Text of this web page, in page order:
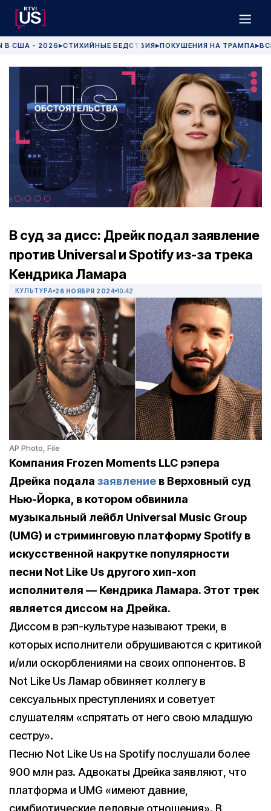
В США - 2026 ▶СТИХИЙНЫЕ БЕДСТВИЯ▶ПОКУШЕНИЯ НА ТРАМПА▶
В суд за дисс: Дрейк подал заявление
против Universal и Spotify из-за трека
Кендрика Ламара
КУЛЬТУРА 26 НОЯБРЯ 2024 10:42
AP Photo, File
Компания Frozen Moments LLC рэпера
Дрейка подала заявление в Верховный суд
Нью-Йорка, в котором обвинила
музыкальный лейбл Universal Music Group
(UMG) и стриминговую платформу Spotify в
искусственной накрутке популярности
песни Not Like Us другого хип-хоп
исполнителя — Кендрика Ламара. Этот трек
является диссом на Дрейка.
Диссом в рэп-культуре называют треки, в
которых исполнители обрушиваются с критикой
и/или оскорблениями на своих оппонентов. В
Not Like Us Ламар обвиняет коллегу в
сексуальных преступлениях и советует
слушателям «спрятать от него свою младшую
сестру».
Песню Not Like Us на Spotify послушали более
900 млн раз. Адвокаты Дрейка заявляют, что
платформа и UMG «имеют давние,